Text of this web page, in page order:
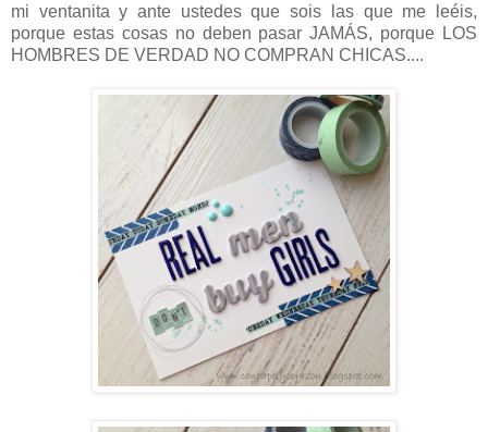
mi ventanita y ante ustedes que sois las que me leéis,
porque estas cosas no deben pasar JAMÁS, porque LOS
HOMBRES DE VERDAD NO COMPRAN CHICAS....